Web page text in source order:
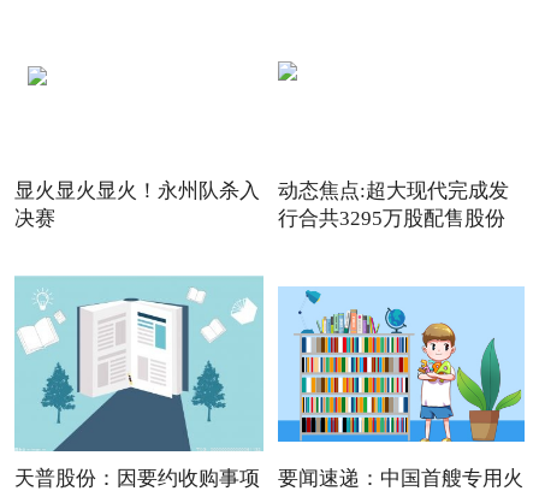
显火显火显火！永州队杀入
决赛
动态焦点:超大现代完成发
行合共3295万股配售股份
天普股份：因要约收购事项
要闻速递：中国首艘专用火